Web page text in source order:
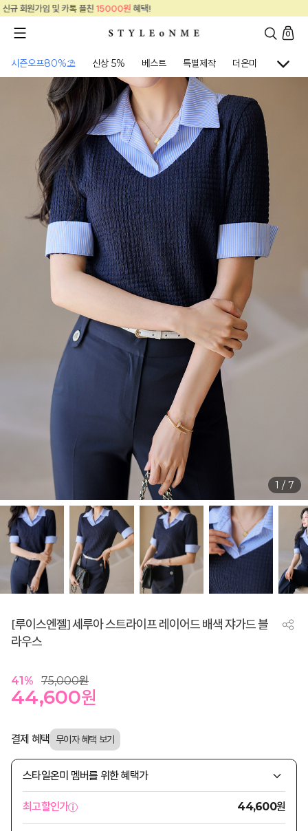
신규 회원가입 및 카톡 플친
0
시즌오프80%⛱ 신상 5% 베스트 특별제작 더온미 골프웨어
1 / 7
[루이스엔젤] 세루아 스트라이프 레이어드 배색 쟈가드 블
라우스
41 % 75,000원
44,600원
결제 혜택
스타일온미 멤버를 위한 혜택가
최고할인가 44,600원